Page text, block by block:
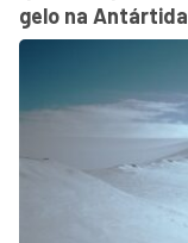
gelo na Antártida